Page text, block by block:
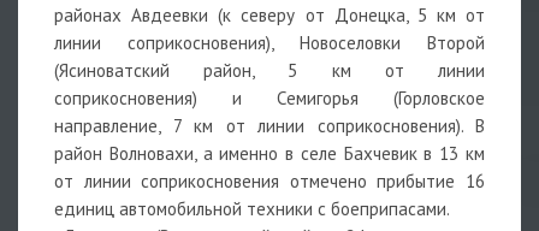
районах Авдеевки (к северу от Донецка, 5 км от
линии соприкосновения), Новоселовки Второй
(Ясиноватский район, 5 км от линии
соприкосновения) и Семигорья (Горловское
направление, 7 км от линии соприкосновения). В
район Волновахи, а именно в селе Бахчевик в 13 км
от линии соприкосновения отмечено прибытие 16
единиц автомобильной техники с боеприпасами.